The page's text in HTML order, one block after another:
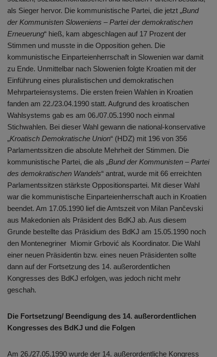
als Sieger hervor. Die kommunistische Partei, die jetzt „Bund
der Kommunisten Sloweniens – Partei der demokratischen
Erneuerung“ hieß, kam abgeschlagen auf 17 Prozent der
Stimmen und musste in die Opposition gehen. Die
kommunistische Einparteienherrschaft in Slowenien war damit
zu Ende. Unmittelbar nach Slowenien folgte Kroatien mit der
Einführung eines pluralistischen und demokratischen
Mehrparteiensystems. Die ersten freien Wahlen in Kroatien
fanden am 22./23.04.1990 statt. Aufgrund des kroatischen
Wahlsystems gab es am 06./07.05.1990 noch einmal
Stichwahlen. Bei dieser Wahl gewann die national-konservative
„Kroatisch Demokratische Union“ (HDZ) mit 196 von 356
Parlamentssitzen die absolute Mehrheit der Stimmen. Die
kommunistische Partei, die als „Bund der Kommunisten – Partei
des demokratischen Wandels“ antrat, wurde mit 66 erreichten
Parlamentssitzen stärkste Oppositionspartei. Mit dieser Wahl
war die kommunistische Einparteienherrschaft auch in Kroatien
beendet. Am 17.05.1990 lief die Amtszeit von Milan Pančevski
aus Makedonien als Präsident des BdKJ ab. Aus diesem
Grunde bestellte das Präsidium des BdKJ am 15.05.1990 noch
den Montenegriner Miomir Grbović als Koordinator. Die Wahl
einer neuen Präsidentin bzw. eines neuen Präsidenten sollte
dann auf der Fortsetzung des 14. außerordentlichen
Kongresses des BdKJ erfolgen, was jedoch nicht mehr
geschah.
Die Fortsetzung/ Beendigung des 14. außerordentlichen
Kongresses des BdKJ und die Folgen
Am 26./27.05.1990 wurde der 14. außerordentliche Kongress